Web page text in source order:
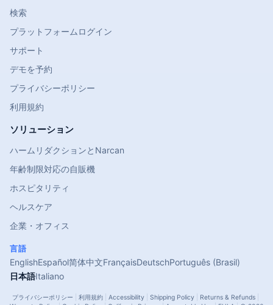
検索
プラットフォームログイン
サポート
デモを予約
プライバシーポリシー
利用規約
ソリューション
ハームリダクションとNarcan
年齢制限対応の自販機
ホスピタリティ
ヘルスケア
企業・オフィス
言語
EnglishEspañol简体中文FrançaisDeutschPortuguês (Brasil)
日本語Italiano
プライバシーポリシー 利用規約 Accessibility Shipping Policy Returns & Refunds